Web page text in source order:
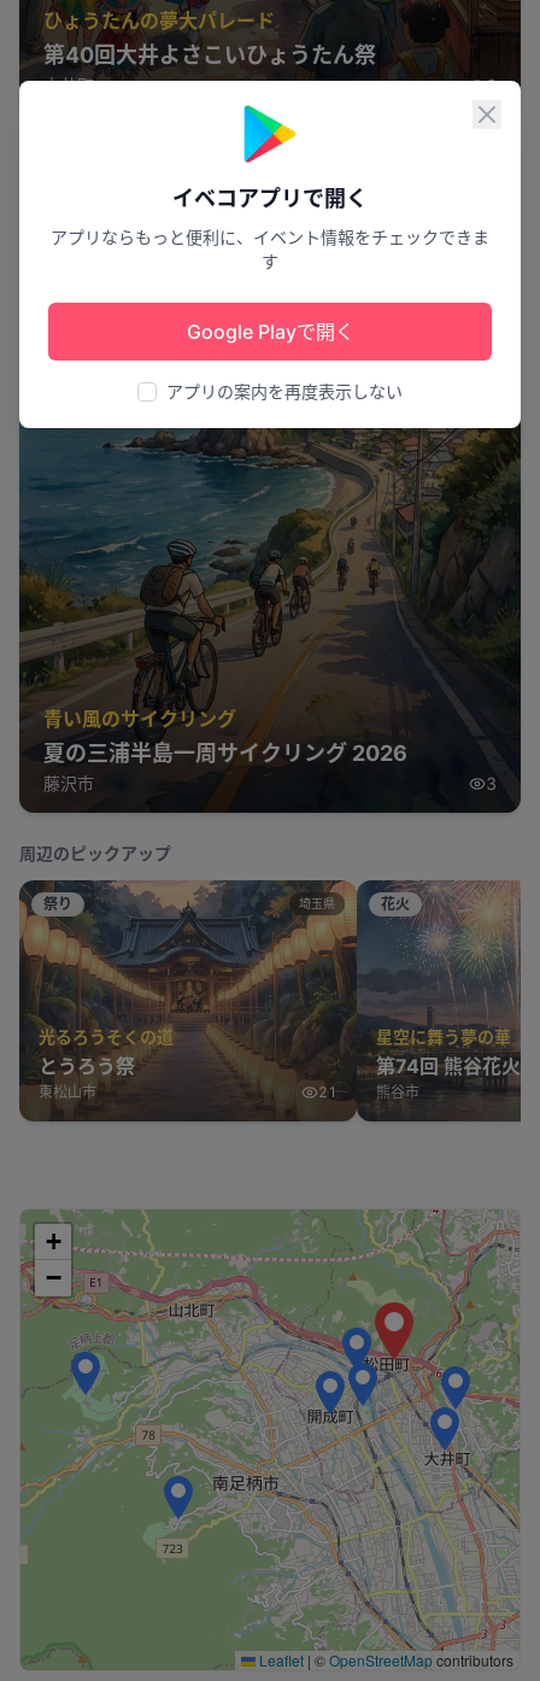
閉じ
イベコアプリで開く
アプリならもっと便利に、イベント情報をチェックできま
す
Google Playで開く
アプリの案内を再度表示しない
ひょうたんの夢大パレード
第40回大井よさこいひょうたん祭
大井町 6
青い風のサイクリング
夏の三浦半島一周サイクリング 2026
藤沢市 3
周辺のピックアップ
祭り 埼玉県
光るろうそくの道
とうろう祭
東松山市 21
花火
星空に舞う夢の華
第74回 熊谷花火
熊谷市
+
−
Leaflet | ©OpenStreetMapcontributors